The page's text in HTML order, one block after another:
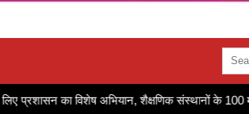
का विशेष अभियान, शैक्षणिक संस्थानों के 100